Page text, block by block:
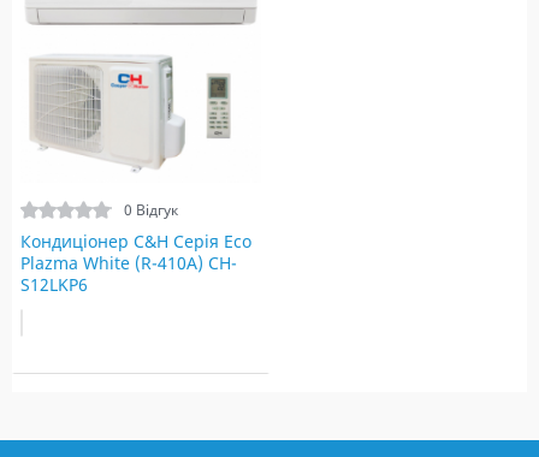
0 Відгук
Кондиціонер C&H Серія Eco
Plazma White (R-410A) CH-
S12LKP6